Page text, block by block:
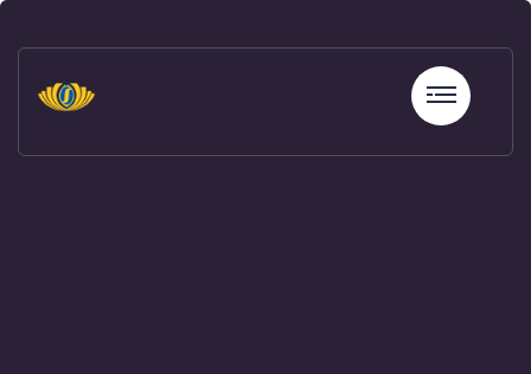
hatları
sohbet
betebet